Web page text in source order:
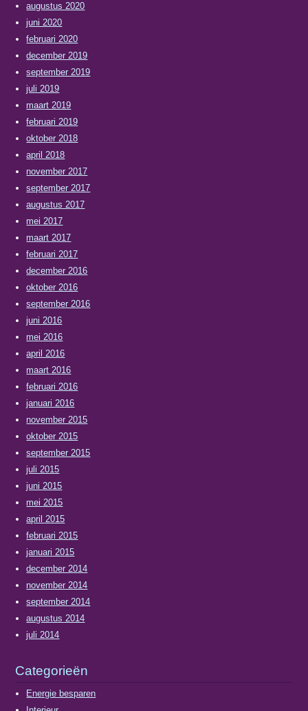
augustus 2020
juni 2020
februari 2020
december 2019
september 2019
juli 2019
maart 2019
februari 2019
oktober 2018
april 2018
november 2017
september 2017
augustus 2017
mei 2017
maart 2017
februari 2017
december 2016
oktober 2016
september 2016
juni 2016
mei 2016
april 2016
maart 2016
februari 2016
januari 2016
november 2015
oktober 2015
september 2015
juli 2015
juni 2015
mei 2015
april 2015
februari 2015
januari 2015
december 2014
november 2014
september 2014
augustus 2014
juli 2014
Categorieën
Energie besparen